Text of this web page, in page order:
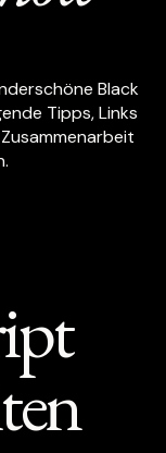
Black
Tipps, Links